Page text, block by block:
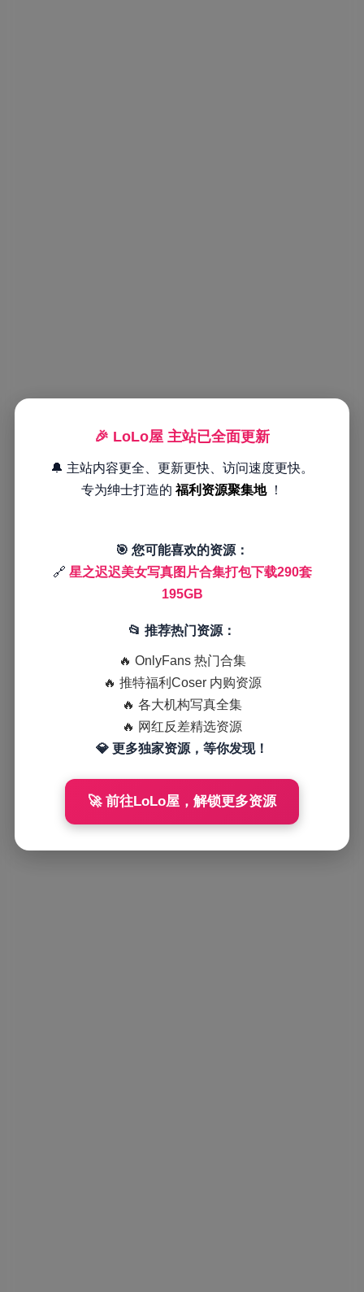
🎉 LoLo屋 主站已全面更新
🔔 主站内容更全、更新更快、访问速度更快。
专为绅士打造的福利资源聚集地 ！
🎯 您可能喜欢的资源：
🔗 星之迟迟美女写真图片合集打包下载290套
195GB
📂 推荐热门资源：
🔥 OnlyFans 热门合集
🔥 推特福利Coser 内购资源
🔥 各大机构写真全集
🔥 网红反差精选资源
💎 更多独家资源，等你发现！
🚀 前往LoLo屋，解锁更多资源